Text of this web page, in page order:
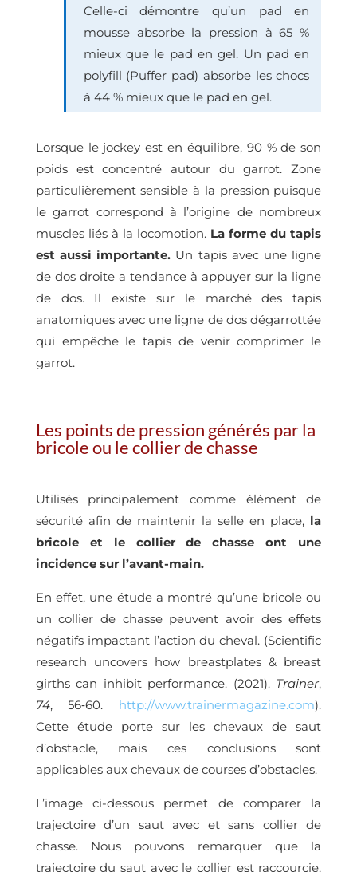
Celle-ci démontre qu’un pad en
mousse absorbe la pression à 65 %
mieux que le pad en gel. Un pad en
polyfill (Puffer pad) absorbe les chocs
à 44 % mieux que le pad en gel.
Lorsque le jockey est en équilibre, 90 % de son
poids est concentré autour du garrot. Zone
particulièrement sensible à la pression puisque
le garrot correspond à l’origine de nombreux
muscles liés à la locomotion. La forme du tapis
est aussi importante. Un tapis avec une ligne
de dos droite a tendance à appuyer sur la ligne
de dos. Il existe sur le marché des tapis
anatomiques avec une ligne de dos dégarrottée
qui empêche le tapis de venir comprimer le
garrot.
Les points de pression générés par la
bricole ou le collier de chasse
Utilisés principalement comme élément de
sécurité afin de maintenir la selle en place, la
bricole et le collier de chasse ont une
incidence sur l’avant-main.
En effet, une étude a montré qu’une bricole ou
un collier de chasse peuvent avoir des effets
négatifs impactant l’action du cheval. (Scientific
research uncovers how breastplates & breast
girths can inhibit performance. (2021). Trainer,
74, 56‑60. http://www.trainermagazine.com).
Cette étude porte sur les chevaux de saut
d’obstacle, mais ces conclusions sont
applicables aux chevaux de courses d’obstacles.
L’image ci-dessous permet de comparer la
trajectoire d’un saut avec et sans collier de
chasse. Nous pouvons remarquer que la
trajectoire du saut avec le collier est raccourcie,